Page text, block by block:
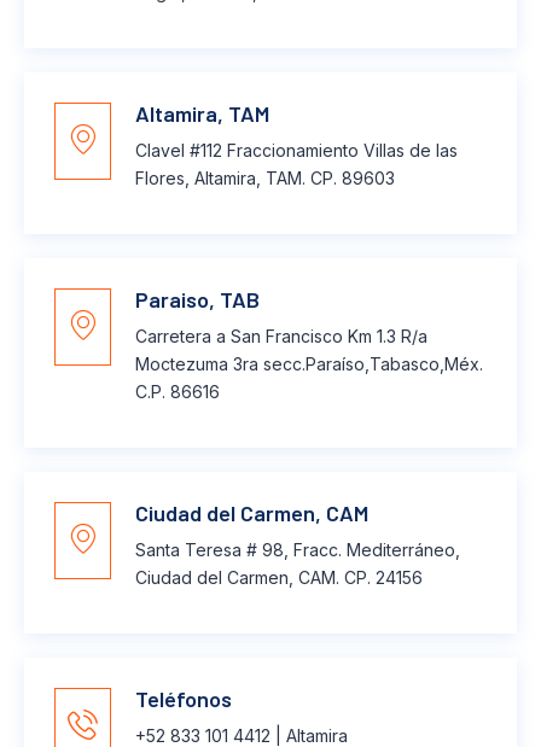
Altamira, TAM
Clavel #112 Fraccionamiento Villas de las
Flores, Altamira, TAM. CP. 89603
Paraiso, TAB
Carretera a San Francisco Km 1.3 R/a
Moctezuma 3ra secc.Paraíso,Tabasco,Méx.
C.P. 86616
Ciudad del Carmen, CAM
Santa Teresa # 98, Fracc. Mediterráneo,
Ciudad del Carmen, CAM. CP. 24156
Teléfonos
+52 833 101 4412 | Altamira